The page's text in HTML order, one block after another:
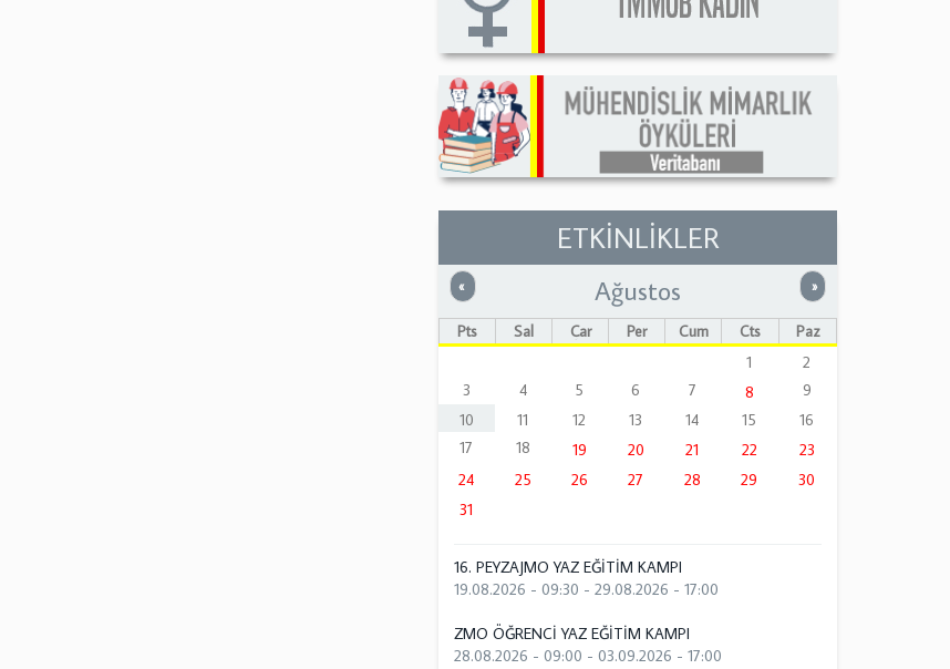
ETKİNLİKLER
« Önceki »Sonraki
Ağustos
Pts Sal Çar Per Cum Cts
Paz
1
2
3
4 5 6 7 8
9
10
11 12 13 14 15
16
17
18 19 20 21 22
23
24
25 26 27 28 29
30
31
16. PEYZAJMO YAZ EĞİTİM KAMPI
19.08.2026 - 09:30 -29.08.2026 - 17:00
ZMO ÖĞRENCİ YAZ EĞİTİM KAMPI
28.08.2026 - 09:00 -03.09.2026 - 17:00